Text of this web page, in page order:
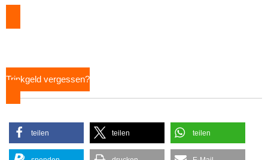
Trinkgeld vergessen?
teilen teilen teilen